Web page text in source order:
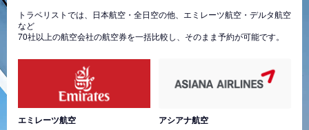
トラベリストでは、日本航空・全日空の他、エミレーツ航空・デルタ航空
など
70社以上の航空会社の航空券を一括比較し、そのまま予約が可能です。
エミレーツ航空 アシアナ航空